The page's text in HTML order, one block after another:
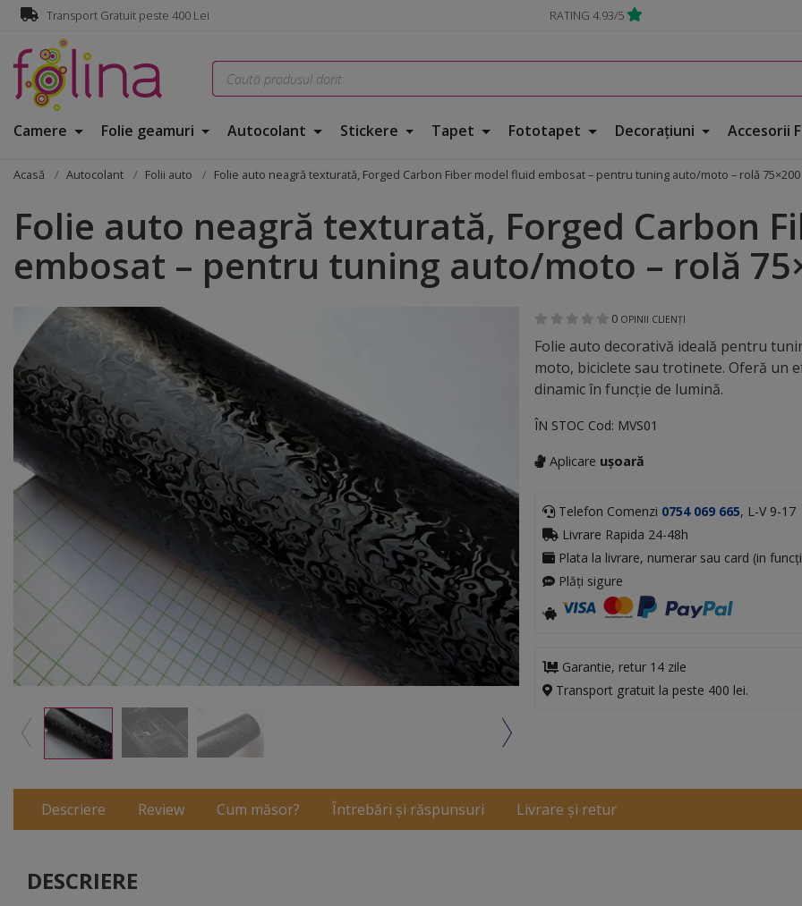
Transport Gratuit peste 400 Lei RATING 4.93/5
Camere Folie geamuri Autocolant Stickere Tapet Fototapet Decorațiuni Accesorii
Acasă Autocolant Folii auto Folie auto neagră texturată, Forged Carbon Fiber model fluid embosat – pentru tuning auto/moto – rolă 75×200
Folie auto neagră texturată, Forged Carbon
embosat – pentru tuning auto/moto – rolă
0 OPINII CLIENȚI
Folie auto decorativă ideală pentru
moto, biciclete sau trotinete. Oferă un
dinamic în funcție de lumină.
ÎN STOC Cod: MVS01
Aplicare ușoară
Telefon Comenzi 0754 069 665, L-V 9-17
Livrare Rapida 24-48h
Plata la livrare, numerar sau card (in
Plăți sigure
Garantie, retur 14 zile
Transport gratuit la peste 400 lei.
Descriere Review Cum măsor? Întrebări și răspunsuri Livrare și retur
DESCRIERE